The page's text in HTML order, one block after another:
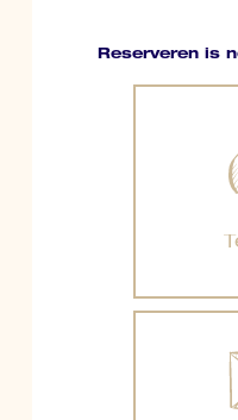
Reserveren is